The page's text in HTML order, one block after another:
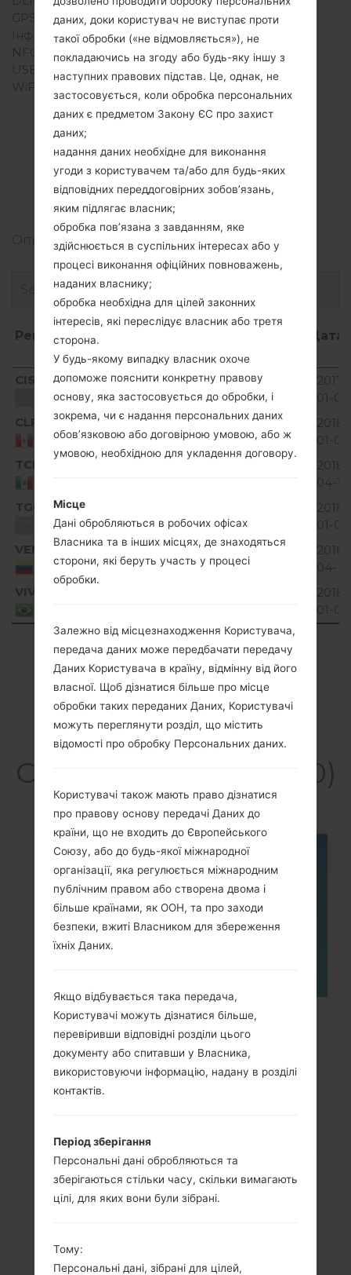
GPS
-
Інфрачервоний порт
Ні
NFC
Ні
USB
microUSB 2.0
WiFi
-
Прошивки
LGA130(LGA130)
Описання регіонів прошивок телефонів LG
Регіон
файлу
Дата
Регіон
Назва
файлу
ОС Розмір Дата
CIS
Unknown
V10I_00.kdz
Unknown 21.27 MiB
2017-
01-01
CLP
Peru
V10A_02.kdz
Unknown 22.31 MiB
2018-
01-09
TCL
2018-
04-19
TGO
Unknown
Unknown
2018-
01-09
VEN
Venezuela
V10A_00.kdz
Unknown
21.96
2018-
04-19
VIV
2018-
01-05
Showing 1 to 6 of 6 entries
Previous Next
Статті LGA130(LGA130)
Як скинути до заводських
налаштувань за допомогою коду...
даних, доки користувач не виступає проти
такої обробки («не відмовляється»), не
покладаючись на згоду або будь-яку іншу з
наступних правових підстав. Це, однак, не
застосовується, коли обробка персональних
даних є предметом Закону ЄС про захист
даних;
надання даних необхідне для виконання
угоди з користувачем та/або для будь-яких
відповідних переддоговірних зобов’язань,
яким підлягає власник;
обробка пов’язана з завданням, яке
здійснюється в суспільних інтересах або у
процесі виконання офіційних повноважень,
наданих власнику;
обробка необхідна для цілей законних
інтересів, які переслідує власник або третя
сторона.
У будь-якому випадку власник охоче
допоможе пояснити конкретну правову
основу, яка застосовується до обробки, і
зокрема, чи є надання персональних даних
обов’язковою або договірною умовою, або ж
умовою, необхідною для укладення договору.
Місце
Дані обробляються в робочих офісах
Власника та в інших місцях, де знаходяться
сторони, які беруть участь у процесі
обробки.
Залежно від місцезнаходження Користувача,
передача даних може передбачати передачу
Даних Користувача в країну, відмінну від його
власної. Щоб дізнатися більше про місце
обробки таких переданих Даних, Користувачі
можуть переглянути розділ, що містить
відомості про обробку Персональних даних.
Користувачі також мають право дізнатися
про правову основу передачі Даних до
країни, що не входить до Європейського
Союзу, або до будь-якої міжнародної
організації, яка регулюється міжнародним
публічним правом або створена двома і
більше країнами, як ООН, та про заходи
безпеки, вжиті Власником для збереження
їхніх Даних.
Якщо відбувається така передача,
Користувачі можуть дізнатися більше,
перевіривши відповідні розділи цього
документу або спитавши у Власника,
використовуючи інформацію, надану в розділі
контактів.
Період зберігання
Персональні дані обробляються та
зберігаються стільки часу, скільки вимагають
цілі, для яких вони були зібрані.
Тому:
Персональні дані, зібрані для цілей,